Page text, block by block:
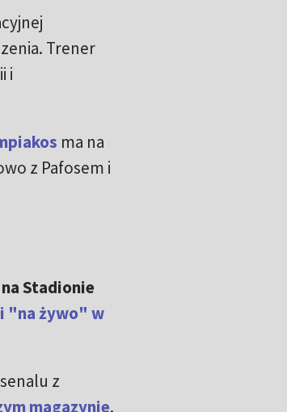
Trener
i
ma na
z Pafosem i
Stadionie
"na żywo" w
z
magazynie.